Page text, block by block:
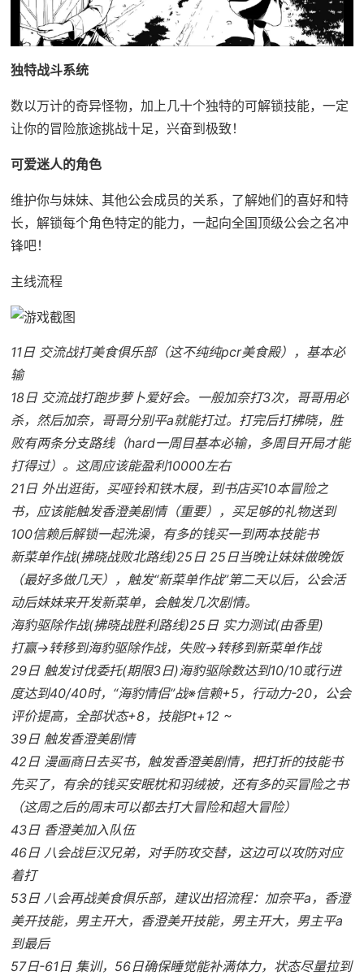
独特战斗系统
数以万计的奇异怪物，加上几十个独特的可解锁技能，一定
让你的冒险旅途挑战十足，兴奋到极致！
可爱迷人的角色
维护你与妹妹、其他公会成员的关系，了解她们的喜好和特
长，解锁每个角色特定的能力，一起向全国顶级公会之名冲
锋吧！
主线流程
11日 交流战打美食俱乐部（这不纯纯pcr美食殿），基本必
输
18日 交流战打跑步萝卜爱好会。一般加奈打3次，哥哥用必
杀，然后加奈，哥哥分别平a就能打过。打完后打拂晓，胜
败有两条分支路线（hard一周目基本必输，多周目开局才能
打得过）。这周应该能盈利10000左右
21日 外出逛街，买哑铃和铁木屐，到书店买10本冒险之
书，应该能触发香澄美剧情（重要），买足够的礼物送到
100信赖后解锁一起洗澡，有多的钱买一到两本技能书
新菜单作战(拂晓战败北路线)25日 25日当晚让妹妹做晚饭
（最好多做几天），触发“新菜单作战”第二天以后，公会活
动后妹妹来开发新菜单，会触发几次剧情。
海豹驱除作战(拂晓战胜利路线)25日 实力测试(由香里)
打赢→转移到海豹驱除作战，失败→转移到新菜单作战
29日 触发讨伐委托(期限3日)海豹驱除数达到10/10或行进
度达到40/40时，“海豹情侣”战※信赖+5，行动力-20，公会
评价提高，全部状态+8，技能Pt+12 ~
39日 触发香澄美剧情
42日 漫画商日去买书，触发香澄美剧情，把打折的技能书
先买了，有余的钱买安眠枕和羽绒被，还有多的买冒险之书
（这周之后的周末可以都去打大冒险和超大冒险）
43日 香澄美加入队伍
46日 八会战巨汉兄弟，对手防攻交替，这边可以攻防对应
着打
53日 八会再战美食俱乐部，建议出招流程：加奈平a，香澄
美开技能，男主开大，香澄美开技能，男主开大，男主平a
到最后
57日-61日 集训，56日确保睡觉能补满体力，状态尽量拉到